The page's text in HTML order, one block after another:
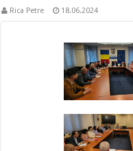
Rica Petre 18.06.2024